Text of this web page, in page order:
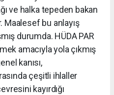
ve halka tepeden bakan
Maalesef bu anlayış
durumda. HÜDA PAR
amacıyla yola çıkmış
kanısı,
çeşitli ihlaller
kayırdığı